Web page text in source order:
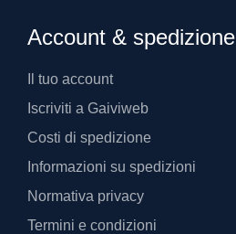
Account & spedizione
Il tuo account
Iscriviti a Gaiviweb
Costi di spedizione
Informazioni su spedizioni
Normativa privacy
Termini e condizioni